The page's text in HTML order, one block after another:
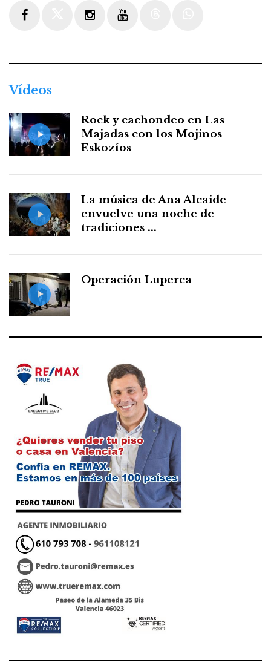
Vídeos
Rock y cachondeo en Las
Majadas con los Mojinos
Eskozíos
La música de Ana Alcaide
envuelve una noche de
tradiciones ...
Operación Luperca